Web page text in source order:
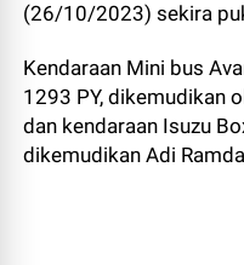
(26/10/2023) sekira
Kendaraan Mini bus
1293 PY, dikemudikan
dan kendaraan Isuzu
dikemudikan Adi